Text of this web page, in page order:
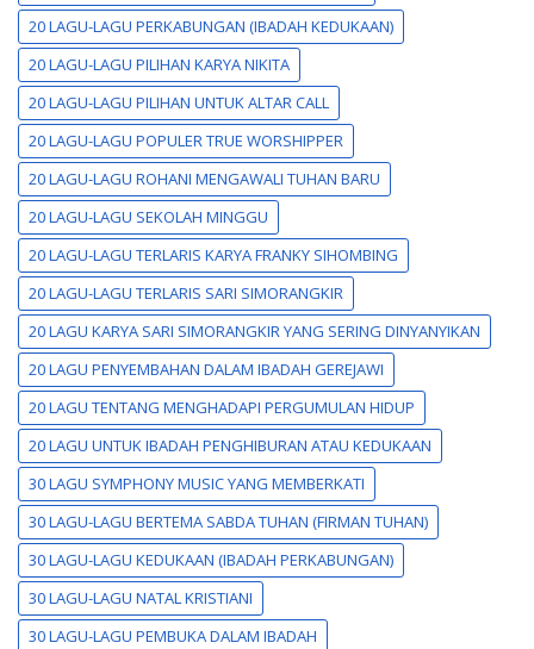
20 LAGU-LAGU PERKABUNGAN (IBADAH KEDUKAAN)
20 LAGU-LAGU PILIHAN KARYA NIKITA
20 LAGU-LAGU PILIHAN UNTUK ALTAR CALL
20 LAGU-LAGU POPULER TRUE WORSHIPPER
20 LAGU-LAGU ROHANI MENGAWALI TUHAN BARU
20 LAGU-LAGU SEKOLAH MINGGU
20 LAGU-LAGU TERLARIS KARYA FRANKY SIHOMBING
20 LAGU-LAGU TERLARIS SARI SIMORANGKIR
20 LAGU KARYA SARI SIMORANGKIR YANG SERING DINYANYIKAN
20 LAGU PENYEMBAHAN DALAM IBADAH GEREJAWI
20 LAGU TENTANG MENGHADAPI PERGUMULAN HIDUP
20 LAGU UNTUK IBADAH PENGHIBURAN ATAU KEDUKAAN
30 LAGU SYMPHONY MUSIC YANG MEMBERKATI
30 LAGU-LAGU BERTEMA SABDA TUHAN (FIRMAN TUHAN)
30 LAGU-LAGU KEDUKAAN (IBADAH PERKABUNGAN)
30 LAGU-LAGU NATAL KRISTIANI
30 LAGU-LAGU PEMBUKA DALAM IBADAH